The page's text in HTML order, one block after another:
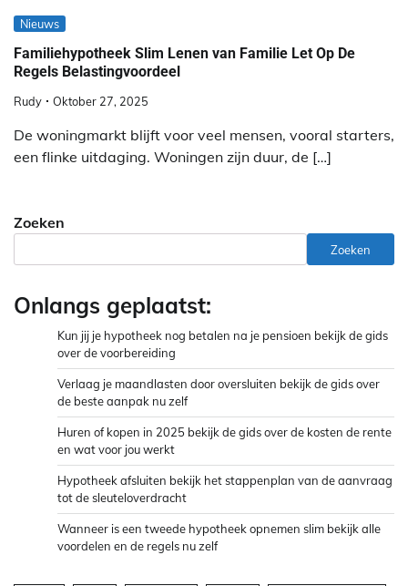
Nieuws
Familiehypotheek Slim Lenen van Familie Let Op De
Regels Belastingvoordeel
Rudy Oktober 27, 2025
De woningmarkt blijft voor veel mensen, vooral starters,
een flinke uitdaging. Woningen zijn duur, de […]
Zoeken
Zoeken
Onlangs geplaatst:
Kun jij je hypotheek nog betalen na je pensioen bekijk de gids
over de voorbereiding
Verlaag je maandlasten door oversluiten bekijk de gids over
de beste aanpak nu zelf
Huren of kopen in 2025 bekijk de gids over de kosten de rente
en wat voor jou werkt
Hypotheek afsluiten bekijk het stappenplan van de aanvraag
tot de sleuteloverdracht
Wanneer is een tweede hypotheek opnemen slim bekijk alle
voordelen en de regels nu zelf